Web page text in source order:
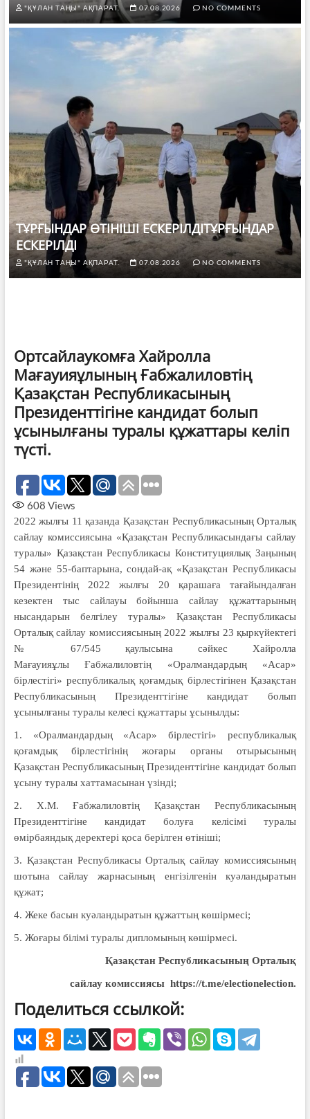
"ҚҰЛАН ТАҢЫ" АҚПАРАТ. 07.08.2026 NO COMMENTS
ТҰРҒЫНДАР ӨТІНІШІ ЕСКЕРІЛДІТҰРҒЫНДАР
ЕСКЕРІЛДІ
"ҚҰЛАН ТАҢЫ" АҚПАРАТ. 07.08.2026 NO COMMENTS
Ортсайлаукомға Хайролла
Мағауияұлының Ғабжалиловтің
Қазақстан Республикасының
Президенттігіне кандидат болып
ұсынылғаны туралы құжаттары келіп
түсті.
608 Views
2022 жылғы 11 қазанда Қазақстан Республикасының Орталық
сайлау комиссиясына «Қазақстан Республикасындағы сайлау
туралы» Қазақстан Республикасы Конституциялық Заңының
54 және 55-баптарына, сондай-ақ «Қазақстан Республикасы
Президентінің 2022 жылғы 20 қарашаға тағайындалған
кезектен тыс сайлауы бойынша сайлау құжаттарының
нысандарын белгілеу туралы» Қазақстан Республикасы
Орталық сайлау комиссиясының 2022 жылғы 23 қыркүйектегі
№ 67/545 қаулысына сәйкес Хайролла
Мағауияұлы Ғабжалиловтің «Оралмандардың «Асар»
бірлестігі» республикалық қоғамдық бірлестігінен Қазақстан
Республикасының Президенттігіне кандидат болып
ұсынылғаны туралы келесі құжаттары ұсынылды:
1. «Оралмандардың «Асар» бірлестігі» республикалық
қоғамдық бірлестігінің жоғары органы отырысының
Қазақстан Республикасының Президенттігіне кандидат болып
ұсыну туралы хаттамасынан үзінді;
2. Х.М. Ғабжалиловтің Қазақстан Республикасының
Президенттігіне кандидат болуға келісімі туралы
өмірбаяндық деректері қоса берілген өтініші;
3. Қазақстан Республикасы Орталық сайлау комиссиясының
шотына сайлау жарнасының енгізілгенін куәландыратын
құжат;
4. Жеке басын куәландыратын құжаттың көшірмесі;
5. Жоғары білімі туралы дипломының көшірмесі.
Қазақстан Республикасының Орталық
сайлау комиссиясы https://t.me/electionelection.
Поделиться ссылкой: